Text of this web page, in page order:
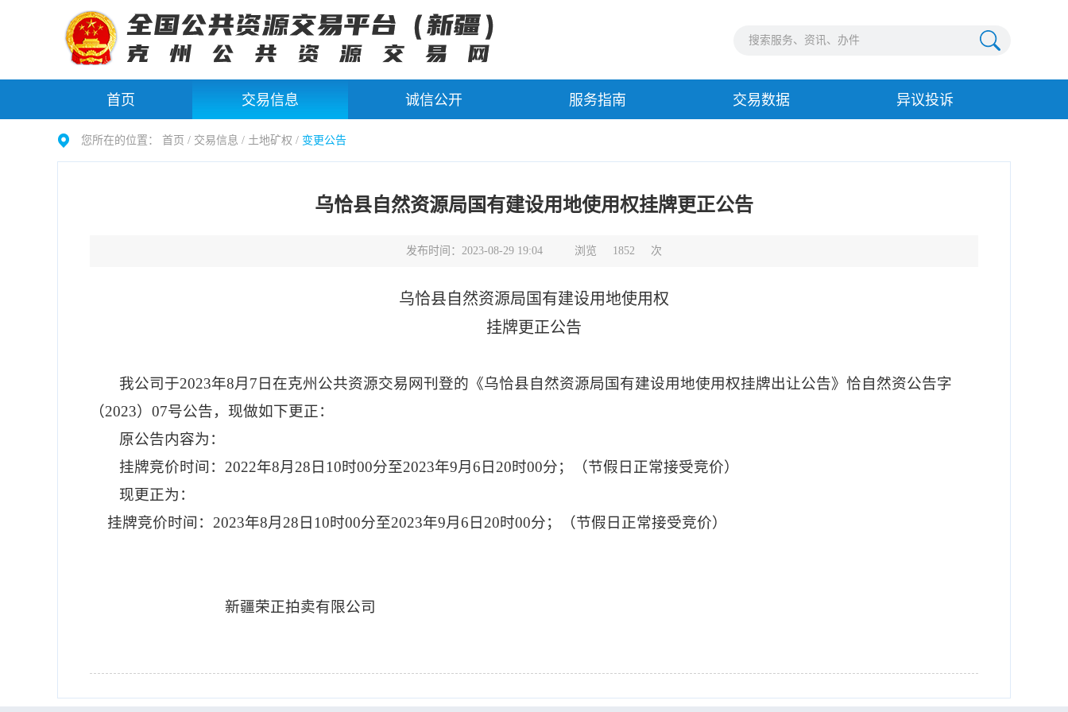
首页 交易信息 诚信公开 服务指南 交易数据 异议投诉
您所在的位置： 首页 / 交易信息 / 土地矿权 / 变更公告
乌恰县自然资源局国有建设用地使用权挂牌更正公告
发布时间：2023-08-29 19:04 浏览 1852 次
乌恰县自然资源局国有建设用地使用权
挂牌更正公告
我公司于2023年8月7日在克州公共资源交易网刊登的《乌恰县自然资源局国有建设用地使用权挂牌出让公告》恰自然资公告字
（2023）07号公告，现做如下更正：
原公告内容为：
挂牌竞价时间： 2022年8月28日10时00分至2023年9月6日20时00分；（节假日正常接受竞价）
现更正为：
挂牌竞价时间： 2023年8月28日10时00分至2023年9月6日20时00分；（节假日正常接受竞价）
新疆荣正拍卖有限公司